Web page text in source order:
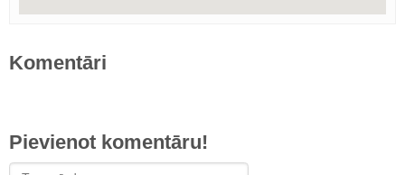
Komentāri
Pievienot komentāru!